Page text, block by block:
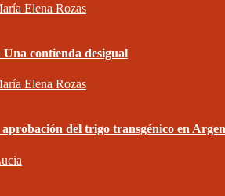
Elena Rozas
contienda desigual
Elena Rozas
del trigo transgénico en